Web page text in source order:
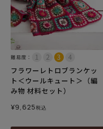
難易度：
フラワーレトロブランケッ
ト＜ウールキュート＞（編
み物 材料セット）
¥9,625税込